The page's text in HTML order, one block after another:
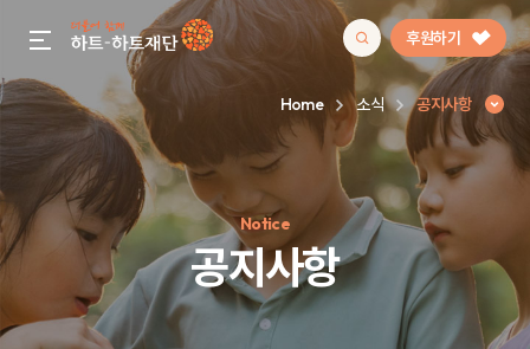
gnb menu open 후원하기
인기 키워드
#정기후원#하트플레이스#캠페인#팬덤후원
Home 소식 공지사항
Notice
공지사항